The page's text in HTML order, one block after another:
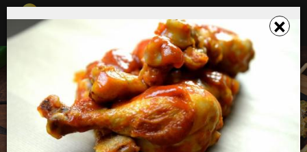
☰
Το καλάθι σου ενημερώθηκε ×
×